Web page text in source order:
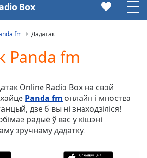
Box
fm Дадатак
Panda fm
Online Radio Box на свой
Panda fm онлайн і мноства
дзе б вы ні знаходзіліся!
радыё ў вас у кішэні
зручнаму дадатку.